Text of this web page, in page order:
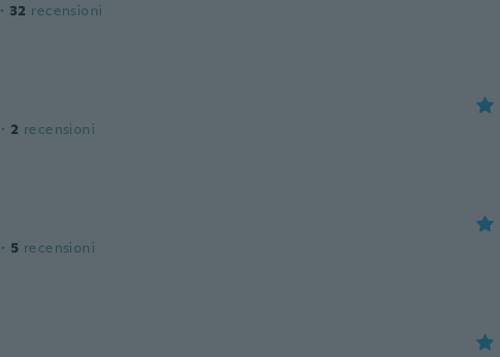
· 32 recensioni
· 2 recensioni
· 5 recensioni